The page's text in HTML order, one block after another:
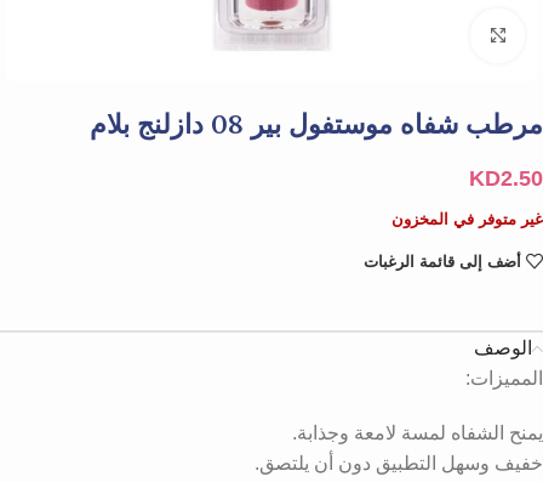
مرطب شفاه موستفول بير 08 دازلنج بلام
KD2.50
غير متوفر في المخزون
أضف إلى قائمة الرغبات
الوصف
المميزات:
يمنح الشفاه لمسة لامعة وجذابة.
خفيف وسهل التطبيق دون أن يلتصق.